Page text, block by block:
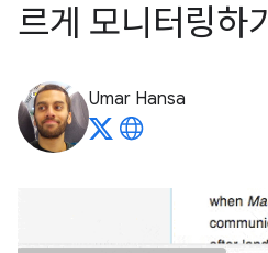
르게 모니터링하기
Umar Hansa